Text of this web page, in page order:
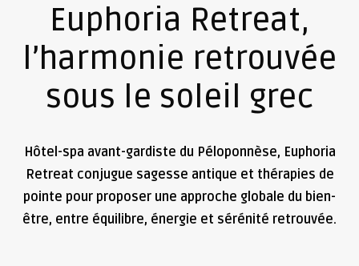
Euphoria Retreat,
l’harmonie retrouvée
sous le soleil grec
Hôtel-spa avant-gardiste du Péloponnèse, Euphoria
Retreat conjugue sagesse antique et thérapies de
pointe pour proposer une approche globale du bien-
être, entre équilibre, énergie et sérénité retrouvée.